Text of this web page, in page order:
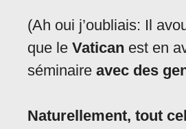
(Ah oui j’oubliais: Il
que le Vatican est en
séminaire avec des
Naturellement, tout